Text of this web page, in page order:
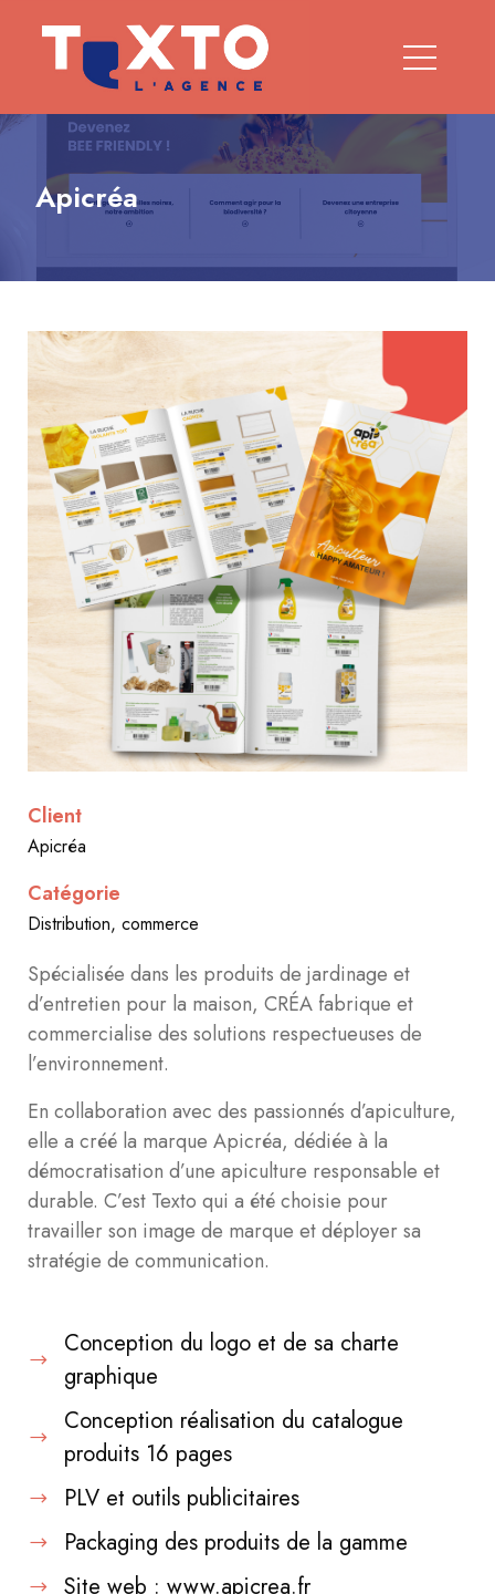
Apicréa
Client
Apicréa
Catégorie
Distribution, commerce
Spécialisée dans les produits de jardinage et
d’entretien pour la maison, CRÉA fabrique et
commercialise des solutions respectueuses de
l’environnement.
En collaboration avec des passionnés d’apiculture,
elle a créé la marque Apicréa, dédiée à la
démocratisation d’une apiculture responsable et
durable. C’est Texto qui a été choisie pour
travailler son image de marque et déployer sa
stratégie de communication.
Conception du logo et de sa charte
graphique
Conception réalisation du catalogue
produits 16 pages
PLV et outils publicitaires
Packaging des produits de la gamme
Site web : www.apicrea.fr